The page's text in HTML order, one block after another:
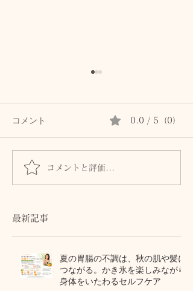
ナポレオンと瞑想
コメント 0.0 / 5（0）
コメントと評価...
最新記事
夏の胃腸の不調は、秋の肌や髪に
つながる。かき氷を楽しみながら
身体をいたわるセルフケア